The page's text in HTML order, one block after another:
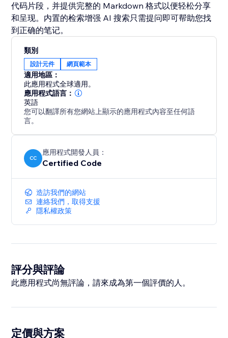
代码片段，并提供完整的 Markdown 格式以便轻松分享
和呈现。内置的检索增强 AI 搜索只需提问即可帮助您找
到正确的笔记。
類別
設計元件 網頁範本
適用地區：
此應用程式全球適用。
應用程式語言：
英語
您可以翻譯所有您網站上顯示的應用程式內容至任何語
言。
CC
應用程式開發人員：
Certified Code
造訪我們的網站
連絡我們，取得支援
隱私權政策
評分與評論
此應用程式尚無評論，請來成為第一個評價的人。
定價與方案